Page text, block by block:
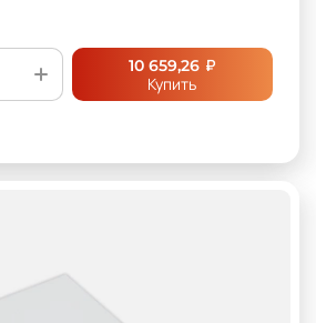
10 659,26 ₽
Купить